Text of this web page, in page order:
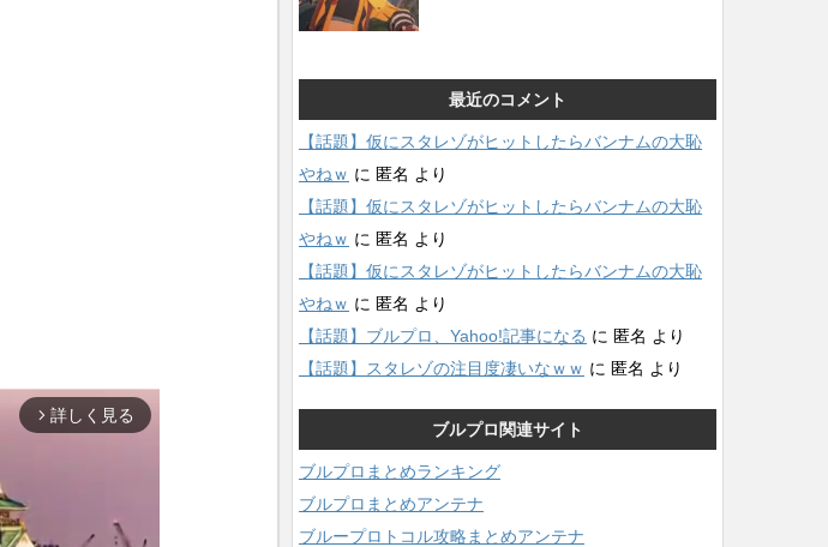
arrow_forward_ios 詳しく見る
最近のコメント
【話題】仮にスタレゾがヒットしたらバンナムの大恥
やねｗ に 匿名 より
【話題】仮にスタレゾがヒットしたらバンナムの大恥
やねｗ に 匿名 より
【話題】仮にスタレゾがヒットしたらバンナムの大恥
やねｗ に 匿名 より
【話題】ブルプロ、Yahoo!記事になる に 匿名 より
【話題】スタレゾの注目度凄いなｗｗ に 匿名 より
ブルプロ関連サイト
ブルプロまとめランキング
ブルプロまとめアンテナ
ブループロトコル攻略まとめアンテナ